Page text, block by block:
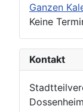
Ganzen
Keine
Kontakt